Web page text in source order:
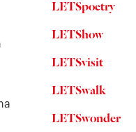
LETSpoetry
LETShow
LETSvisit
LETSwalk
LETSwonder